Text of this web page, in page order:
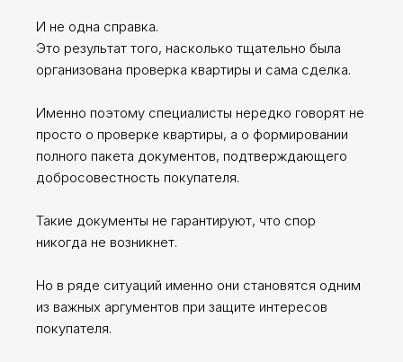
И не одна справка.
Это результат того, насколько тщательно была
организована проверка квартиры и сама сделка.
Именно поэтому специалисты нередко говорят не
просто о проверке квартиры, а о формировании
полного пакета документов, подтверждающего
добросовестность покупателя.
Такие документы не гарантируют, что спор
никогда не возникнет.
Но в ряде ситуаций именно они становятся одним
из важных аргументов при защите интересов
покупателя.